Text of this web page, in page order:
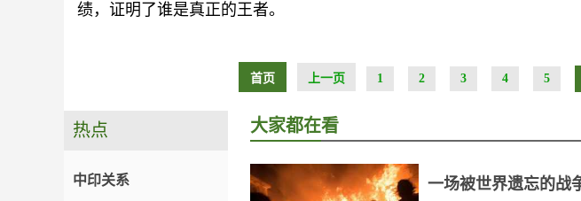
绩，证明了谁是真正的王者。
首页 上一页 1 2 3 4 5
热点
中印关系
大家都在看
一场被世界遗忘的战